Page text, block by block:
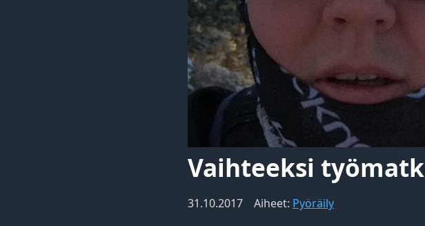
Vaihteeksi
31.10.2017 Aiheet: Pyöräily